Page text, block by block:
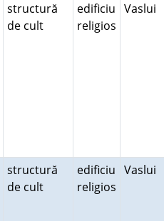
structură
de cult
edificiu
religios
Vaslui
structură
de cult
edificiu
religios
Vaslui